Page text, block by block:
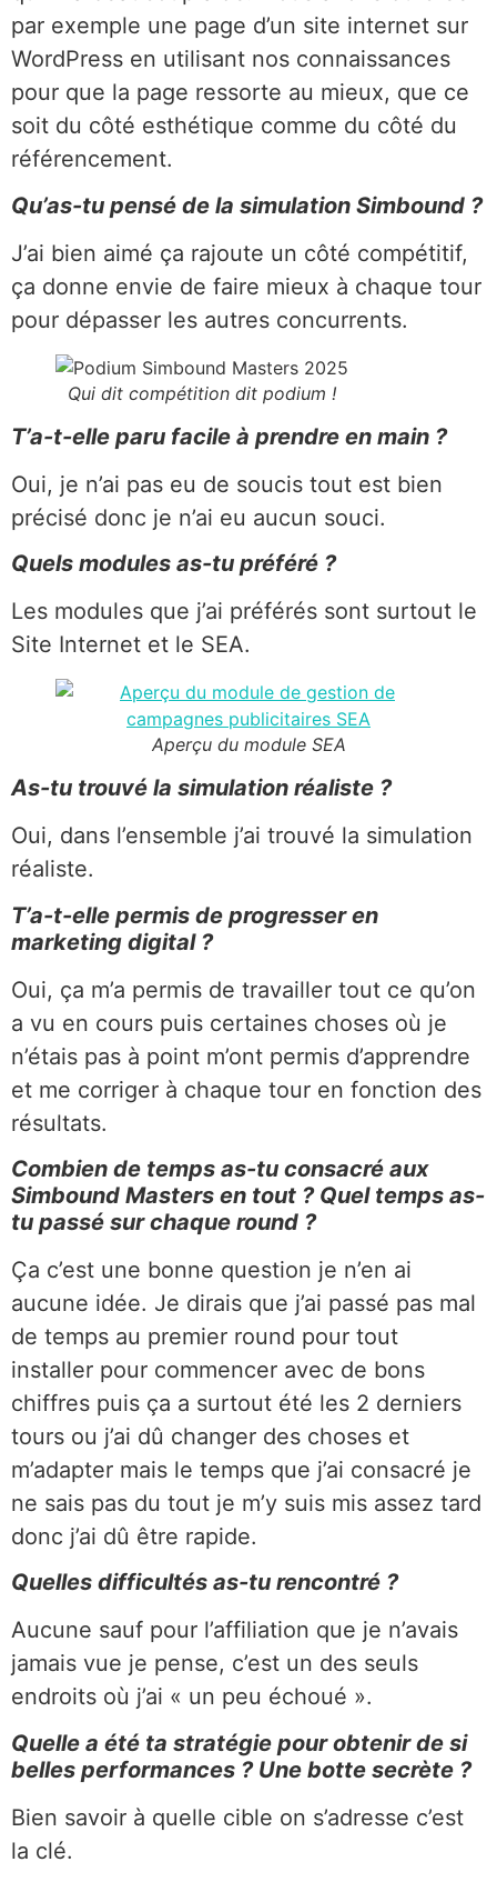
par exemple une page d’un site internet sur
WordPress en utilisant nos connaissances
pour que la page ressorte au mieux, que ce
soit du côté esthétique comme du côté du
référencement.
Qu’as-tu pensé de la simulation Simbound ?
J’ai bien aimé ça rajoute un côté compétitif,
ça donne envie de faire mieux à chaque tour
pour dépasser les autres concurrents.
Qui dit compétition dit podium !
T’a-t-elle paru facile à prendre en main ?
Oui, je n’ai pas eu de soucis tout est bien
précisé donc je n’ai eu aucun souci.
Quels modules as-tu préféré ?
Les modules que j’ai préférés sont surtout le
Site Internet et le SEA.
Aperçu du module SEA
As-tu trouvé la simulation réaliste ?
Oui, dans l’ensemble j’ai trouvé la simulation
réaliste.
T’a-t-elle permis de progresser en
marketing digital ?
Oui, ça m’a permis de travailler tout ce qu’on
a vu en cours puis certaines choses où je
n’étais pas à point m’ont permis d’apprendre
et me corriger à chaque tour en fonction des
résultats.
Combien de temps as-tu consacré aux
Simbound Masters en tout ? Quel temps as-
tu passé sur chaque round ?
Ça c’est une bonne question je n’en ai
aucune idée. Je dirais que j’ai passé pas mal
de temps au premier round pour tout
installer pour commencer avec de bons
chiffres puis ça a surtout été les 2 derniers
tours ou j’ai dû changer des choses et
m’adapter mais le temps que j’ai consacré je
ne sais pas du tout je m’y suis mis assez tard
donc j’ai dû être rapide.
Quelles difficultés as-tu rencontré ?
Aucune sauf pour l’affiliation que je n’avais
jamais vue je pense, c’est un des seuls
endroits où j’ai « un peu échoué ».
Quelle a été ta stratégie pour obtenir de si
belles performances ? Une botte secrète ?
Bien savoir à quelle cible on s’adresse c’est
la clé.